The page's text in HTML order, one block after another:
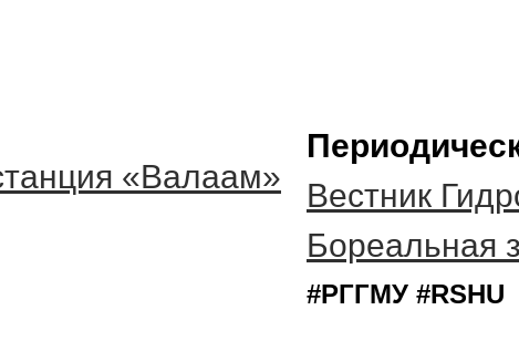
«Валаам»
Вестник
Бореальная
#РГГМУ #RSHU